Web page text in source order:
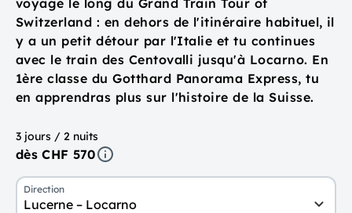
voyage le long du Grand Train Tour of
Switzerland : en dehors de l'itinéraire habituel, il
y a un petit détour par l'Italie et tu continues
avec le train des Centovalli jusqu'à Locarno. En
1ère classe du Gotthard Panorama Express, tu
en apprendras plus sur l'histoire de la Suisse.
3 jours / 2 nuits
dès CHF 570
Direction
Lucerne – Locarno